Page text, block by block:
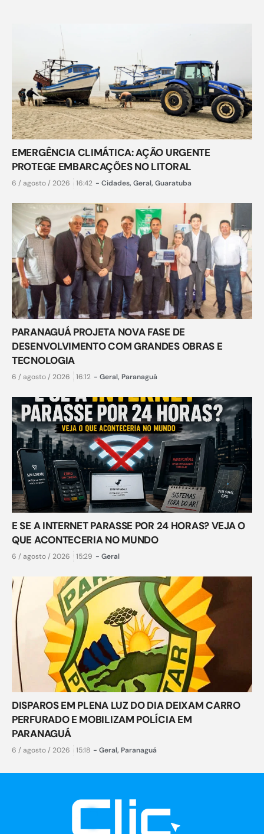
EMERGÊNCIA CLIMÁTICA: AÇÃO URGENTE
PROTEGE EMBARCAÇÕES NO LITORAL
6 / agosto / 2026 16:42 - Cidades, Geral, Guaratuba
PARANAGUÁ PROJETA NOVA FASE DE
DESENVOLVIMENTO COM GRANDES OBRAS E
TECNOLOGIA
6 / agosto / 2026 16:12 - Geral, Paranaguá
E SE A INTERNET PARASSE POR 24 HORAS? VEJA O
QUE ACONTECERIA NO MUNDO
6 / agosto / 2026 15:29 - Geral
DISPAROS EM PLENA LUZ DO DIA DEIXAM CARRO
PERFURADO E MOBILIZAM POLÍCIA EM
PARANAGUÁ
6 / agosto / 2026 15:18 - Geral, Paranaguá